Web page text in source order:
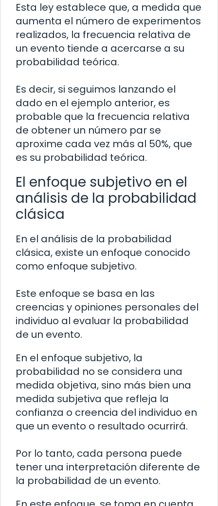
Esta ley establece que, a medida que
aumenta el número de experimentos
realizados, la frecuencia relativa de
un evento tiende a acercarse a su
probabilidad teórica.
Es decir, si seguimos lanzando el
dado en el ejemplo anterior, es
probable que la frecuencia relativa
de obtener un número par se
aproxime cada vez más al 50%, que
es su probabilidad teórica.
El enfoque subjetivo en el
análisis de la probabilidad
clásica
En el análisis de la probabilidad
clásica, existe un enfoque conocido
como enfoque subjetivo.
Este enfoque se basa en las
creencias y opiniones personales del
individuo al evaluar la probabilidad
de un evento.
En el enfoque subjetivo, la
probabilidad no se considera una
medida objetiva, sino más bien una
medida subjetiva que refleja la
confianza o creencia del individuo en
que un evento o resultado ocurrirá.
Por lo tanto, cada persona puede
tener una interpretación diferente de
la probabilidad de un evento.